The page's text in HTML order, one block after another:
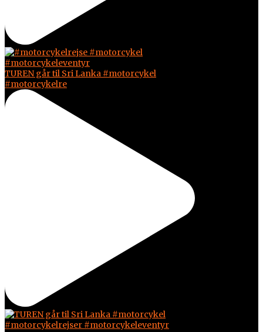
TUREN går til Sri Lanka #motorcykel
#motorcykelre